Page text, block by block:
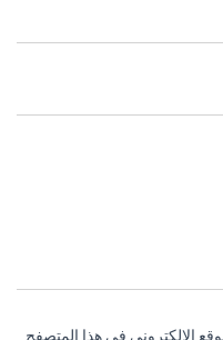
الإلكتروني في هذا المتصفح